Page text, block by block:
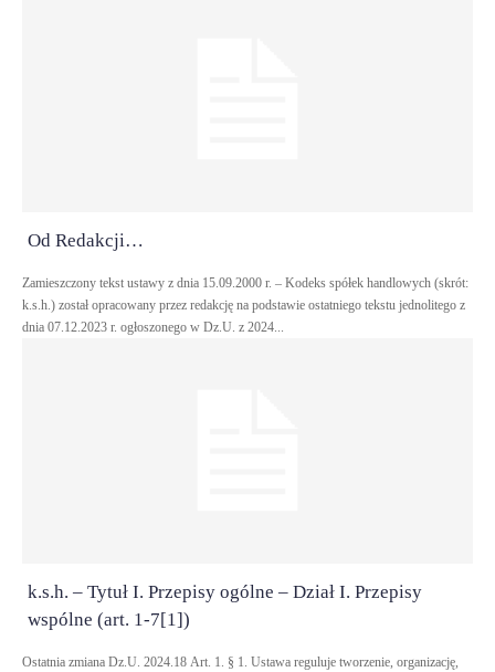
Od Redakcji…
Zamieszczony tekst ustawy z dnia 15.09.2000 r. – Kodeks spółek handlowych (skrót:
k.s.h.) został opracowany przez redakcję na podstawie ostatniego tekstu jednolitego z
dnia 07.12.2023 r. ogłoszonego w Dz.U. z 2024...
k.s.h. – Tytuł I. Przepisy ogólne – Dział I. Przepisy
wspólne (art. 1-7[1])
Ostatnia zmiana Dz.U. 2024.18 Art. 1. § 1. Ustawa reguluje tworzenie, organizację,